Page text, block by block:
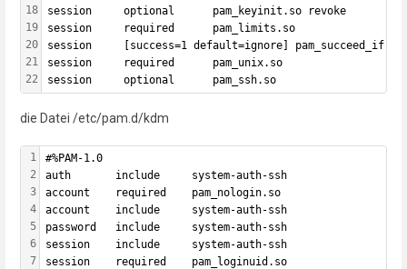
18
19
20
21
22
session     optional      pam_keyinit.so revoke
session     required      pam_limits.so
session     [success=1 default=ignore]
session     required      pam_unix.so
session     optional      pam_ssh.so
die Datei /etc/pam.d/kdm
1
2
3
4
5
6
7
#%PAM-1.0
auth       include     system-auth-ssh
account    required    pam_nologin.so
account    include     system-auth-ssh
password   include     system-auth-ssh
session    include     system-auth-ssh
session    required    pam_loginuid.so